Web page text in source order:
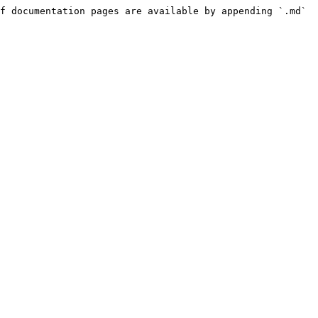
pages are available by appending `.md`